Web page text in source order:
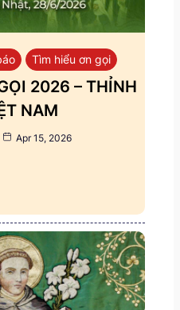
Tìm hiểu ơn gọi
2026 – THỈNH
NAM
Apr 15, 2026